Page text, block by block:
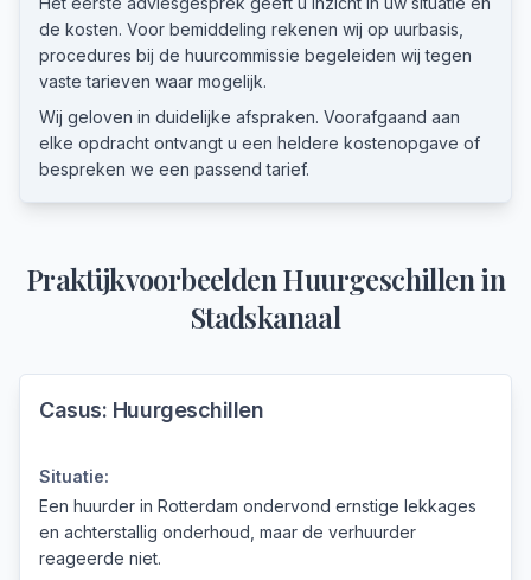
de kosten. Voor bemiddeling rekenen wij op uurbasis,
procedures bij de huurcommissie begeleiden wij tegen
vaste tarieven waar mogelijk.
Wij geloven in duidelijke afspraken. Voorafgaand aan
elke opdracht ontvangt u een heldere kostenopgave of
bespreken we een passend tarief.
PraktijkvoorbeeldenHuurgeschillenin
Stadskanaal
Casus: Huurgeschillen
Situatie:
Een huurder in Rotterdam ondervond ernstige lekkages
en achterstallig onderhoud, maar de verhuurder
reageerde niet.